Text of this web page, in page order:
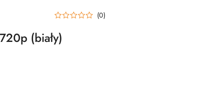
(0)
(biały)